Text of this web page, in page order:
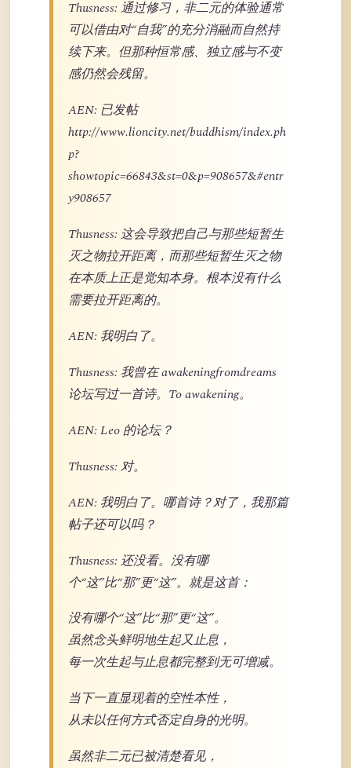
Thusness: 通过修习，非二元的体验通常
可以借由对“自我”的充分消融而自然持
续下来。但那种恒常感、独立感与不变
感仍然会残留。
AEN: 已发帖
http://www.lioncity.net/buddhism/index.ph
p?
showtopic=66843&st=0&p=908657&#entr
y908657
Thusness: 这会导致把自己与那些短暂生
灭之物拉开距离，而那些短暂生灭之物
在本质上正是觉知本身。根本没有什么
需要拉开距离的。
AEN: 我明白了。
Thusness: 我曾在 awakeningfromdreams
论坛写过一首诗。To awakening。
AEN: Leo 的论坛？
Thusness: 对。
AEN: 我明白了。哪首诗？对了，我那篇
帖子还可以吗？
Thusness: 还没看。没有哪
个“这”比“那”更“这”。就是这首：
没有哪个“这”比“那”更“这”。
虽然念头鲜明地生起又止息，
每一次生起与止息都完整到无可增减。
当下一直显现着的空性本性，
从未以任何方式否定自身的光明。
虽然非二元已被清楚看见，